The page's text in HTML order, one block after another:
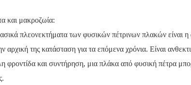
και μακροζωία:
πλεονεκτήματα των φυσικών πέτρινων πλακών είναι η
αρχική της κατάσταση για τα επόμενα χρόνια. Είναι
φροντίδα και συντήρηση, μια πλάκα από φυσική πέτρα